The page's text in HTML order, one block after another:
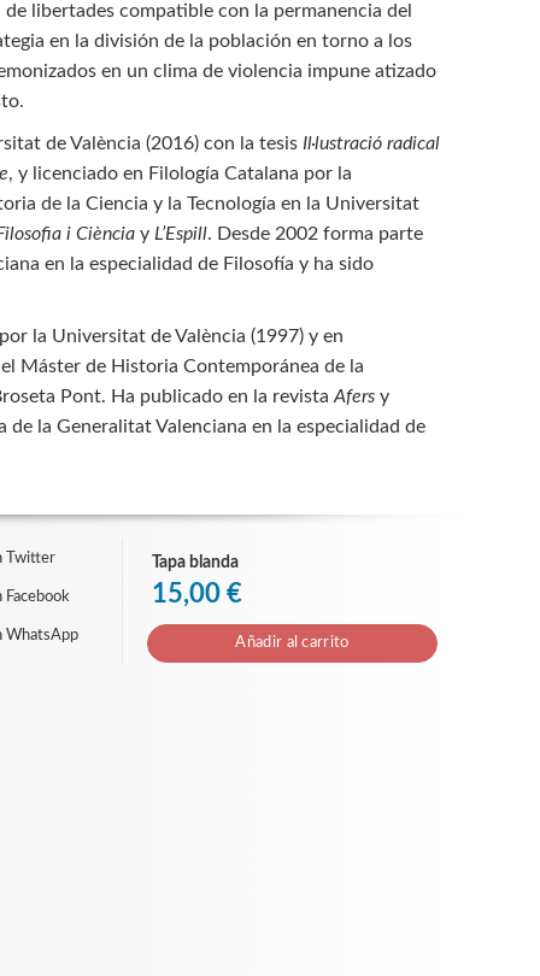
libertades compatible con la permanencia del
en la división de la población en torno a los
en un clima de violencia impune atizado
de València (2016) con la tesis Il·lustració radical
, y licenciado en Filología Catalana por la
de la Ciencia y la Tecnología en la Universitat
i Ciència y L’Espill. Desde 2002 forma parte
en la especialidad de Filosofía y ha sido
la Universitat de València (1997) y en
Máster de Historia Contemporánea de la
Pont. Ha publicado en la revistaAfers y
la Generalitat Valenciana en la especialidad de
Twitter
WhatsApp
Tapa blanda
15,00 €
Añadir al carrito